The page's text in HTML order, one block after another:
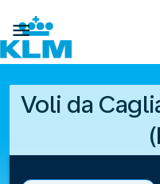

Voli da